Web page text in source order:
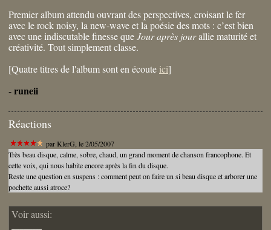
Premier album attendu ouvrant des perspectives, croisant le fer
avec le rock noisy, la new-wave et la poésie des mots : c’est bien
avec une indiscutable finesse queJour après jourallie maturité et
créativité. Tout simplement classe.
[Quatre titres de l'album sont en écoute ici]
-runeii
Réactions
parKlerG , le 2/05/2007
Très beau disque, calme, sobre, chaud, un grand moment de chanson francophone. Et
cette voix, qui nous habite encore après la fin du disque.
Reste une question en suspens : comment peut on faire un si beau disque et arborer une
pochette aussi atroce?
Voir aussi: